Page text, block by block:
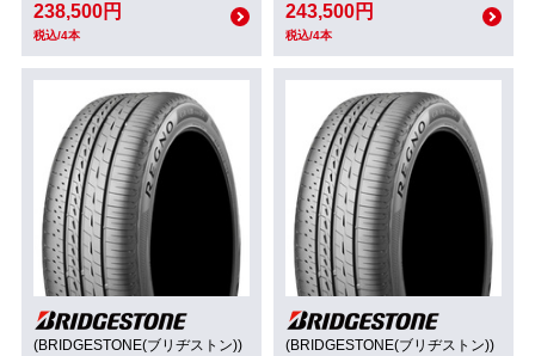
238,500円
税込/4本
243,500円
税込/4本
(BRIDGESTONE(ブリヂストン)) (BRIDGESTONE(ブリヂストン))